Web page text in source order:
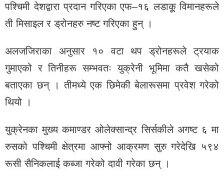
पश्चिमी देशद्वारा प्रदान गरिएका एफ–१६ लडाकूू विमानहरूले
ती मिसाइल र ड्रोनहरु नष्ट गरिएका हुन् ।
अलजजिराका अनुसार १० वटा थप ड्रोनहरूले ट्रयाक
गुमाएको र तिनीहरू सम्भवतः युक्रेनी भूमिमा कतै खसेको
बताएका छन् । तीमध्ये एक छिमेकी बेलारूसमा प्रवेश गरेको
थियो ।
युक्रेनका मुख्य कमाण्डर ओलेक्सान्द्र सिर्सकीले अगष्ट ६ मा
रुसको पश्चिमी क्षेत्रमा आफ्नो आक्रमण सुरु गरेदेखि ५९४
रूसी सैनिकलाई कब्जा गरेको दावी गरेका छन् ।